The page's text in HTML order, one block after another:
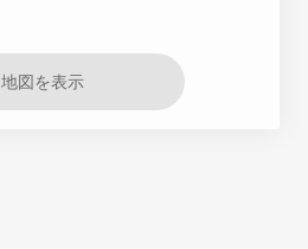
地図を表示